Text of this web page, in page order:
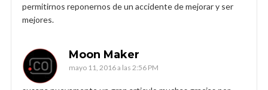
permitirnos reponernos de un accidente de mejorar y ser
mejores.
Moon Maker
mayo 11, 2016 a las 2:56 PM